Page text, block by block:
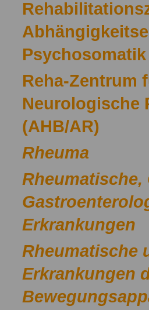
Psychosomatik
Reha-Zentrum
Neurologische
(AHB/AR)
Rheuma
Erkrankungen
Rheumatische
Erkrankungen